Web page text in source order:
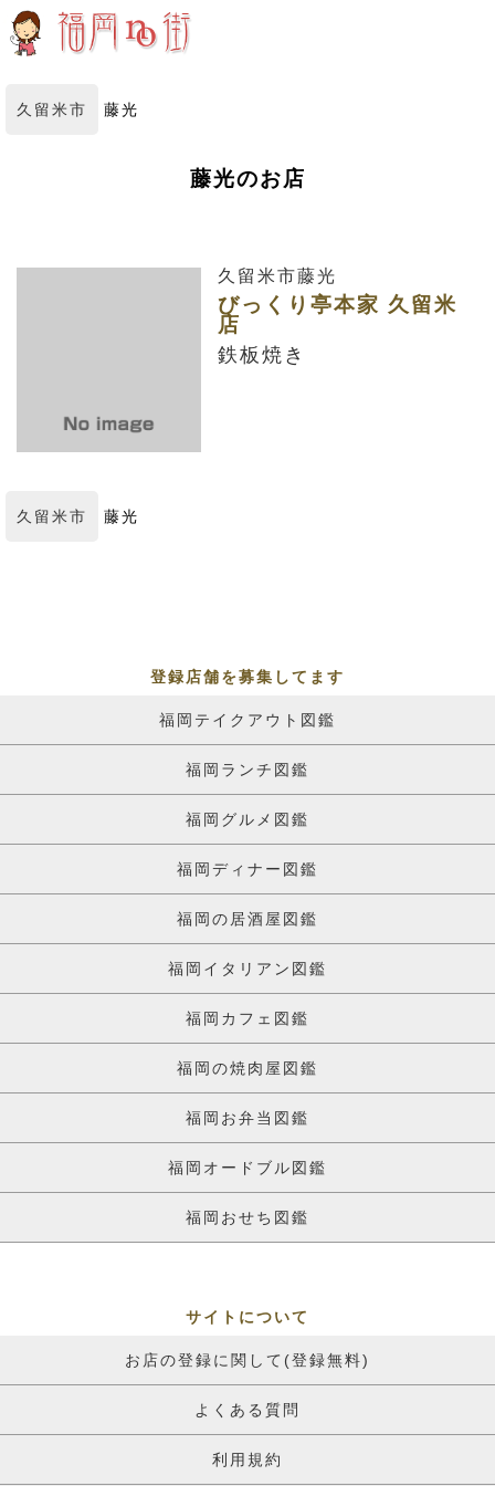
久留米市 藤光
藤光のお店
久留米市藤光
びっくり亭本家 久留米
店
鉄板焼き
久留米市 藤光
登録店舗を募集してます
福岡テイクアウト図鑑
福岡ランチ図鑑
福岡グルメ図鑑
福岡ディナー図鑑
福岡の居酒屋図鑑
福岡イタリアン図鑑
福岡カフェ図鑑
福岡の焼肉屋図鑑
福岡お弁当図鑑
福岡オードブル図鑑
福岡おせち図鑑
サイトについて
お店の登録に関して(登録無料)
よくある質問
利用規約